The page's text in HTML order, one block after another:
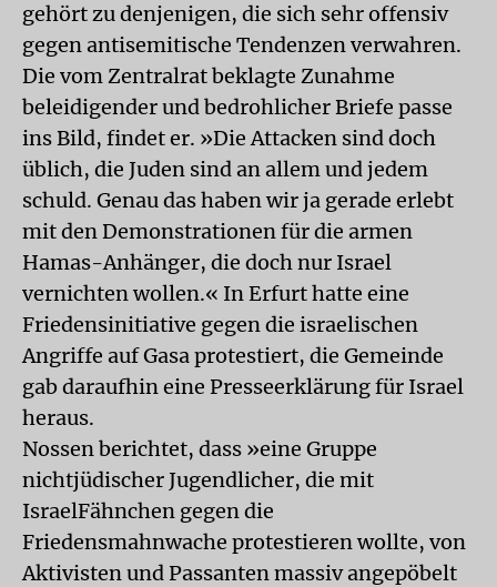
gehört zu denjenigen, die sich sehr offensiv
gegen antisemitische Tendenzen verwahren.
Die vom Zentralrat beklagte Zunahme
beleidigender und bedrohlicher Briefe passe
ins Bild, findet er. »Die Attacken sind doch
üblich, die Juden sind an allem und jedem
schuld. Genau das haben wir ja gerade erlebt
mit den Demonstrationen für die armen
Hamas-Anhänger, die doch nur Israel
vernichten wollen.« In Erfurt hatte eine
Friedensinitiative gegen die israelischen
Angriffe auf Gasa protestiert, die Gemeinde
gab daraufhin eine Presseerklärung für Israel
heraus.
Nossen berichtet, dass »eine Gruppe
nichtjüdischer Jugendlicher, die mit
IsraelFähnchen gegen die
Friedensmahnwache protestieren wollte, von
Aktivisten und Passanten massiv angepöbelt